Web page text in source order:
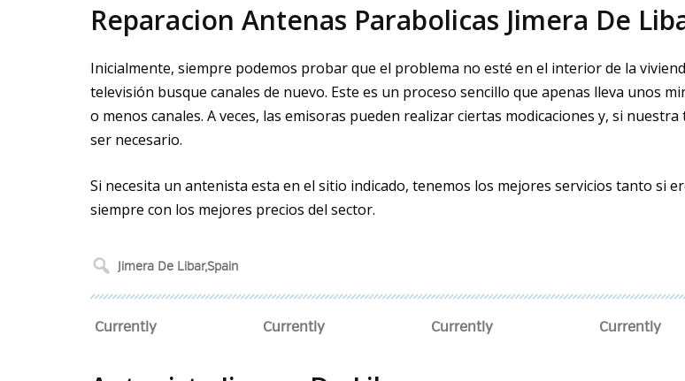
Reparacion Antenas Parabolicas Jimera De
Inicialmente, siempre podemos probar que el problema no esté en el interior de la
televisión busque canales de nuevo. Este es un proceso sencillo que apenas lleva unos
o menos canales. A veces, las emisoras pueden realizar ciertas modificaciones y, si
ser necesario.
Si necesita un antenista esta en el sitio indicado, tenemos los mejores servicios tanto si
siempre con los mejores precios del sector.
Currently Currently Currently Currently